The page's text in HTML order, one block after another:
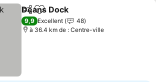
PartagerAjouter à mes favoris
Deans Dock
9,9 Excellent
48
à 36.4 km de : Centre-ville